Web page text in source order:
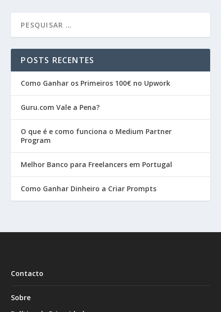
POSTS RECENTES
Como Ganhar os Primeiros 100€ no Upwork
Guru.com Vale a Pena?
O que é e como funciona o Medium Partner
Program
Melhor Banco para Freelancers em Portugal
Como Ganhar Dinheiro a Criar Prompts
Contacto
Sobre